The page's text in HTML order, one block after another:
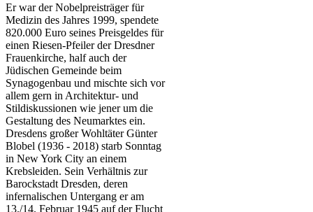
Er war der Nobelpreisträger für
Medizin des Jahres 1999, spendete
820.000 Euro seines Preisgeldes für
einen Riesen-Pfeiler der Dresdner
Frauenkirche, half auch der
Jüdischen Gemeinde beim
Synagogenbau und mischte sich vor
allem gern in Architektur- und
Stildiskussionen wie jener um die
Gestaltung des Neumarktes ein.
Dresdens großer Wohltäter Günter
Blobel (1936 - 2018) starb Sonntag
in New York City an einem
Krebsleiden. Sein Verhältnis zur
Barockstadt Dresden, deren
infernalischen Untergang er am
13./14. Februar 1945 auf der Flucht